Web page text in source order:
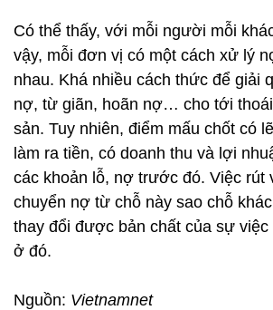
Có thể thấy, với mỗi người mỗi
vậy, mỗi đơn vị có một cách xử lý
nhau. Khá nhiều cách thức để giải
nợ, từ giãn, hoãn nợ… cho tới
sản. Tuy nhiên, điểm mấu chốt có
làm ra tiền, có doanh thu và lợi
các khoản lỗ, nợ trước đó. Việc rút
chuyển nợ từ chỗ này sao chỗ
thay đổi được bản chất của sự
ở đó.
Nguồn: Vietnamnet